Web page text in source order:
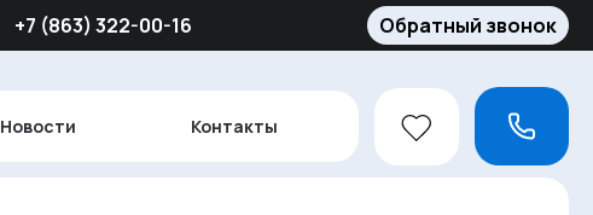
‪+7 (863) 322-00-16 Обратный звонок
Новости Контакты